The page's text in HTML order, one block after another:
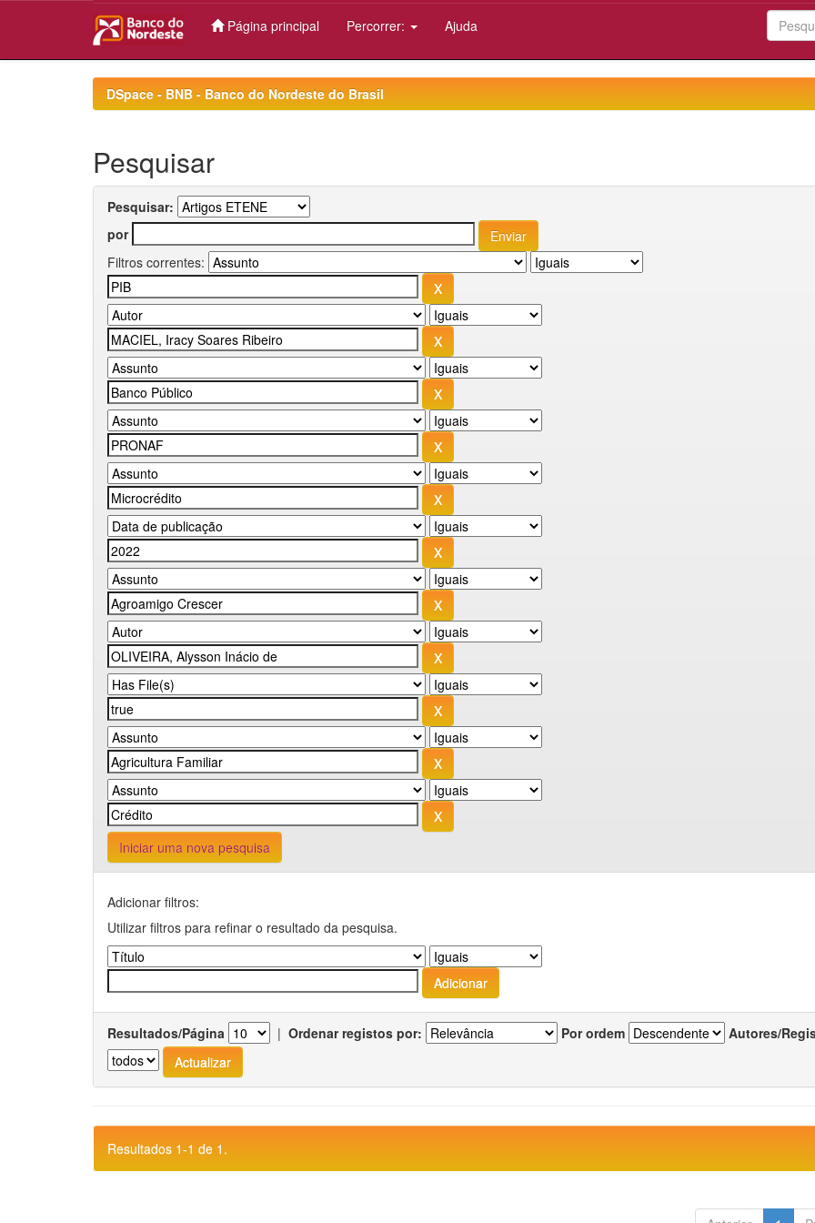
Página principal Percorrer: Ajuda
DSpace - BNB - Banco do Nordeste do Brasil
Pesquisar
Pesquisar:
por
Filtros correntes:
Iniciar uma nova pesquisa
Adicionar filtros:
Utilizar filtros para refinar o resultado da pesquisa.
Resultados/Página | Ordenar registos por: Por ordem Autores/
Resultados 1-1 de 1.